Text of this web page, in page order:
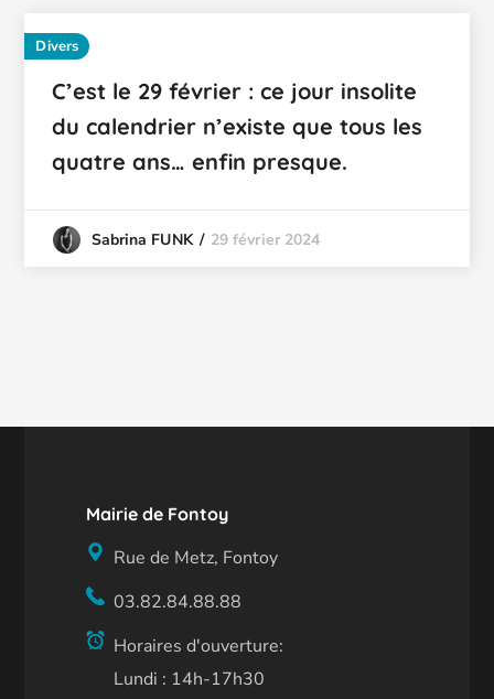
Divers
C’est le 29 février : ce jour insolite
du calendrier n’existe que tous les
quatre ans… enfin presque.
Sabrina FUNK 29 février 2024
Mairie de Fontoy
Rue de Metz, Fontoy
03.82.84.88.88
Horaires d'ouverture:
Lundi : 14h-17h30